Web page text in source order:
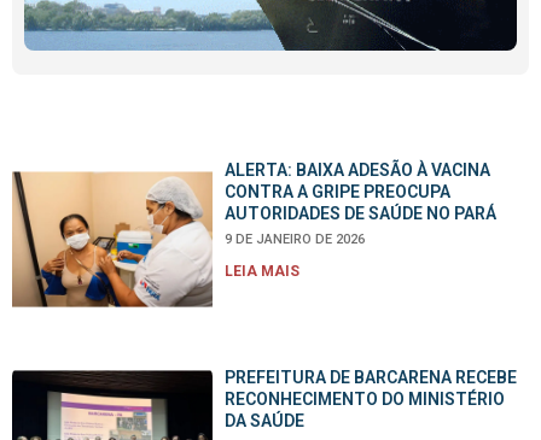
ALERTA: BAIXA ADESÃO À VACINA
CONTRA A GRIPE PREOCUPA
AUTORIDADES DE SAÚDE NO PARÁ
9 DE JANEIRO DE 2026
LEIA MAIS
PREFEITURA DE BARCARENA RECEBE
RECONHECIMENTO DO MINISTÉRIO
DA SAÚDE